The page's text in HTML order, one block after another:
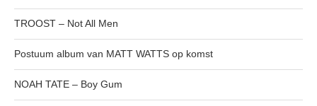
TROOST – Not All Men
Postuum album van MATT WATTS op komst
NOAH TATE – Boy Gum